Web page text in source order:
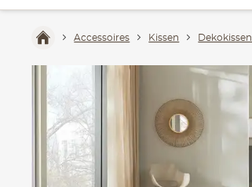
Accessoires Kissen Dekokissen